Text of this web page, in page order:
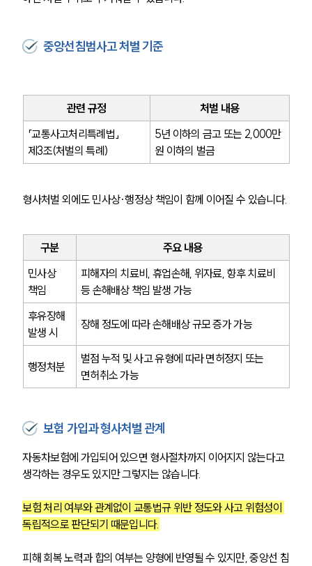
중앙선침범사고 처벌 기준
관련 규정
처벌 내용
「교통사고처리특례법」
제3조(처벌의 특례)
5년 이하의 금고 또는 2,000만
원 이하의 벌금
형사처벌 외에도 민사상·행정상 책임이 함께 이어질 수 있습니다.
구분
주요 내용
민사상
책임
피해자의 치료비, 휴업손해, 위자료, 향후 치료비
등 손해배상 책임 발생 가능
후유장해
발생 시
장해 정도에 따라 손해배상 규모 증가 가능
행정처분
벌점 누적 및 사고 유형에 따라 면허정지 또는
면허취소 가능
보험 가입과 형사처벌 관계
자동차보험에 가입되어 있으면 형사절차까지 이어지지 않는다고
생각하는 경우도 있지만 그렇지는 않습니다.
보험 처리 여부와 관계없이 교통법규 위반 정도와 사고 위험성이
독립적으로 판단되기 때문입니다.
피해 회복 노력과 합의 여부는 양형에 반영될 수 있지만, 중앙선 침